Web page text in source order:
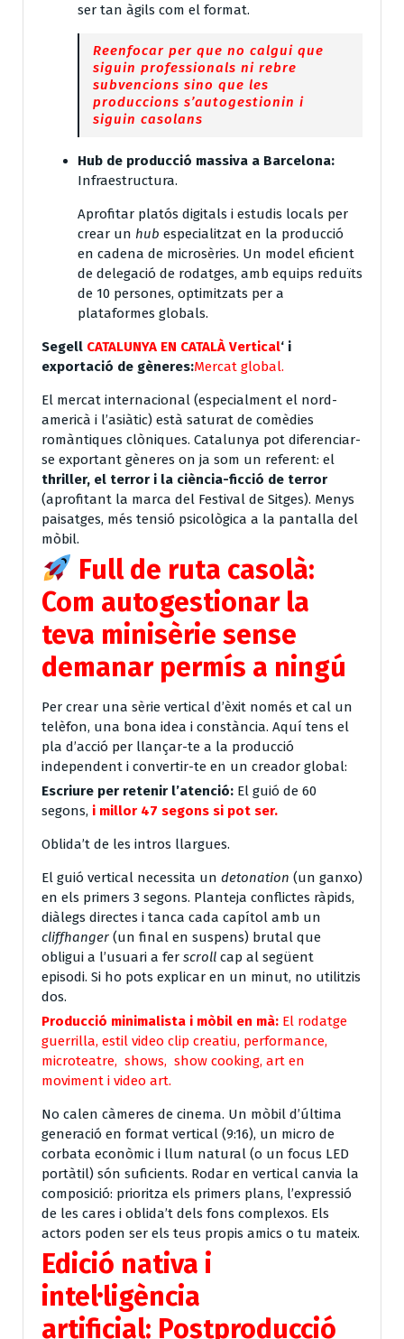
ser tan àgils com el format.
Reenfocar per que no calgui que
siguin professionals ni rebre
subvencions sino que les
produccions s’autogestionin i
siguin casolans
Hub de producció massiva a Barcelona:
Infraestructura.
Aprofitar platós digitals i estudis locals per
crear un hub especialitzat en la producció
en cadena de microsèries. Un model eficient
de delegació de rodatges, amb equips reduïts
de 10 persones, optimitzats per a
plataformes globals.
Segell CATALUNYA EN CATALÀ Vertical‘ i
exportació de gèneres:Mercat global.
El mercat internacional (especialment el nord-
americà i l’asiàtic) està saturat de comèdies
romàntiques clòniques. Catalunya pot diferenciar-
se exportant gèneres on ja som un referent: el
thriller, el terror i la ciència-ficció de terror
(aprofitant la marca del Festival de Sitges). Menys
paisatges, més tensió psicològica a la pantalla del
mòbil.
Full de ruta casolà:
Com autogestionar la
teva minisèrie sense
demanar permís a ningú
Per crear una sèrie vertical d’èxit només et cal un
telèfon, una bona idea i constància. Aquí tens el
pla d’acció per llançar-te a la producció
independent i convertir-te en un creador global:
Escriure per retenir l’atenció: El guió de 60
segons, i millor 47 segons si pot ser.
Oblida’t de les intros llargues.
El guió vertical necessita un detonation (un ganxo)
en els primers 3 segons. Planteja conflictes ràpids,
diàlegs directes i tanca cada capítol amb un
cliffhanger (un final en suspens) brutal que
obligui a l’usuari a fer scroll cap al següent
episodi. Si ho pots explicar en un minut, no utilitzis
dos.
Producció minimalista i mòbil en mà: El rodatge
guerrilla, estil video clip creatiu, performance,
microteatre, shows, show cooking, art en
moviment i video art.
No calen càmeres de cinema. Un mòbil d’última
generació en format vertical (9:16), un micro de
corbata econòmic i llum natural (o un focus LED
portàtil) són suficients. Rodar en vertical canvia la
composició: prioritza els primers plans, l’expressió
de les cares i oblida’t dels fons complexos. Els
actors poden ser els teus propis amics o tu mateix.
Edició nativa i
intel·ligència
artificial: Postproducció